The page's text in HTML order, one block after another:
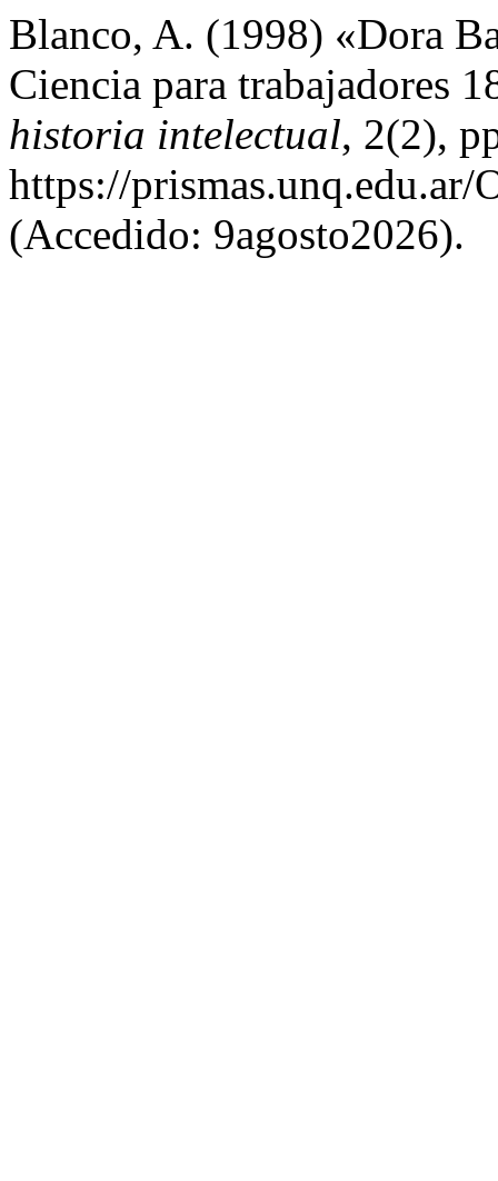
Blanco, A. (1998) «Dora
Ciencia para trabajadores
historia intelectual, 2(2),
https://
(Accedido: 9agosto2026).